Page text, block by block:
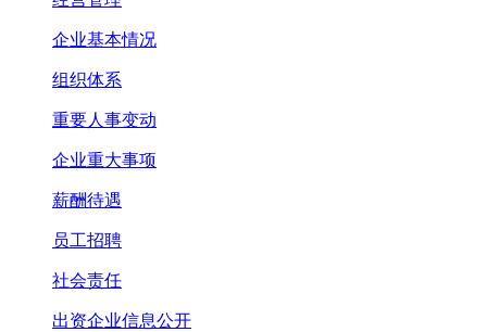
企业基本情况
组织体系
重要人事变动
企业重大事项
薪酬待遇
员工招聘
社会责任
出资企业信息公开